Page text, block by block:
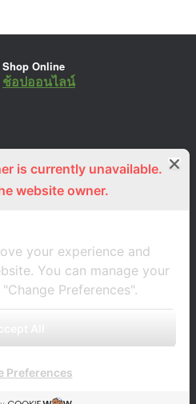
Shop Online
ช้อปออนไลน์
Farm Cafe
าหารอินทรีย์
is currently unavailable.
website owner.
your experience and
You can manage your
Preferences".
Preferences